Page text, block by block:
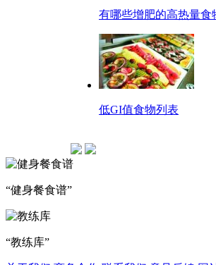
有哪些增肥的高热量食
低GI值食物列表
“健身餐食谱”
“教练库”